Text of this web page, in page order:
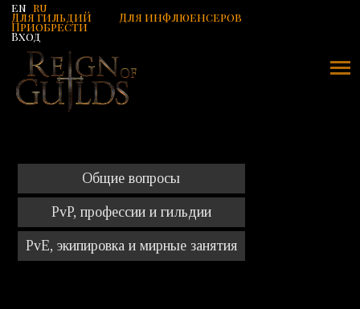
en ru
Для гильдий Для инфлюенсеров
Приобрести
Вход
Общие вопросы
PvP, профессии и гильдии
PvE, экипировка и мирные занятия